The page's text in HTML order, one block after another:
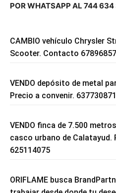
POR WHATSAPP AL 744 634
CAMBIO vehículo Chrysler
Scooter. Contacto
VENDO depósito de metal
Precio a convenir.
VENDO finca de 7.500
casco urbano de Calatayud.
625114075
ORIFLAME busca